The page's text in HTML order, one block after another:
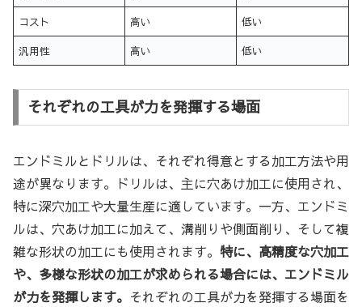
コスト 高い 低い
汎用性 高い 低い
それぞれの工具が力を発揮する場面
エンドミルとドリルは、それぞれ得意とする加工方法や用
途が異なります。ドリルは、主に穴あけ加工に使用され、
特に深穴加工や大量生産に適しています。一方、エンドミ
ルは、穴あけ加工に加えて、溝削りや側面削り、そして複
雑な形状の加工にも使用されます。 特に、高精度な穴加工
や、多様な形状の加工が求められる場合には、エンドミル
が力を発揮します。 それぞれの工具が力を発揮する場面を